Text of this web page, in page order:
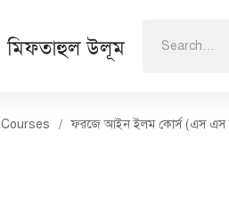
Search
Courses ফরজে আইন ইলম কোর্স (এস এস সি